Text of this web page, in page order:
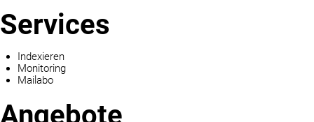
Services
Indexieren
Monitoring
Mailabo
Angebote